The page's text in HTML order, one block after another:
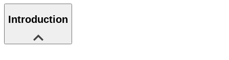
Introduction